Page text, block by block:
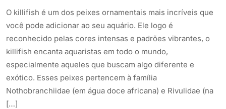
O killifish é um dos peixes ornamentais mais incríveis que
você pode adicionar ao seu aquário. Ele logo é
reconhecido pelas cores intensas e padrões vibrantes, o
killifish encanta aquaristas em todo o mundo,
especialmente aqueles que buscam algo diferente e
exótico. Esses peixes pertencem à família
Nothobranchiidae (em água doce africana) e Rivulidae (na
[…]